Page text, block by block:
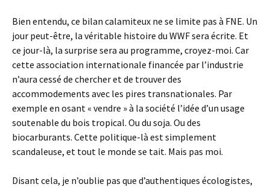
Bien entendu, ce bilan calamiteux ne se limite pas à FNE. Un
jour peut-être, la véritable histoire du WWF sera écrite. Et
ce jour-là, la surprise sera au programme, croyez-moi. Car
cette association internationale financée par l’industrie
n’aura cessé de chercher et de trouver des
accommodements avec les pires transnationales. Par
exemple en osant « vendre » à la société l’idée d’un usage
soutenable du bois tropical. Ou du soja. Ou des
biocarburants. Cette politique-là est simplement
scandaleuse, et tout le monde se tait. Mais pas moi.
Disant cela, je n’oublie pas que d’authentiques écologistes,